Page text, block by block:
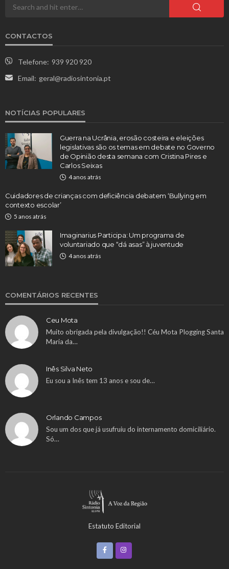
CONTACTOS
Telefone: 939 920 920
Email: geral@radiosintonia.pt
NOTÍCIAS POPULARES
Guerra na Ucrânia, erosão costeira e eleições
legislativas são os temas em debate no Governo
de Opinião desta semana com Cristina Pires e
Carlos Seixas
4 anos atrás
Cuidadores de crianças com deficiência debatem ‘Bullying em
contexto escolar’
5 anos atrás
Imaginarius Participa: Um programa de
voluntariado que “dá asas” à juventude
4 anos atrás
COMENTÁRIOS RECENTES
Ceu Mota
Muito obrigada pela divulgação!! Céu Mota Plogging Santa
Maria da…
Inês Silva Neto
Eu sou a Inês tem 13 anos e sou de…
Orlando Campos
Sou um dos que já usufruiu do internamento domiciliário.
Só…
Estatuto Editorial